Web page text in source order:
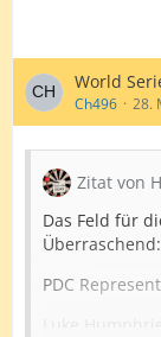
World
Ch496 28.
Zitat von
Das Feld für
Überraschend:
PDC
Luke